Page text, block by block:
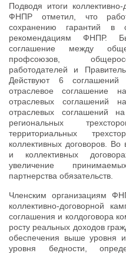
Подводя итоги
ФНПР отметил, что
сохранению гарантий в
рекомендациям ФНПР.
соглашение между
профсоюзов,
работодателей и
Действуют 6
отраслевое соглашение
отраслевых соглашений
отраслевых соглашений
региональных
территориальных
коллективных договоров.
и коллективных
увеличение
партнерства обязательств.
Членским организациям
коллективно-договорной
соглашения и колдоговора
росту реальных доходов
обеспечения выше уровня
уровня бедности,